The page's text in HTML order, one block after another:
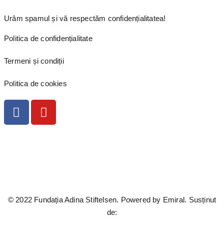
Urâm spamul și vă respectăm confidențialitatea!
© 2022 Fundația Adina Stiftelsen. Powered by Emiral. Susținut
de:
Politica de confidențialitate
Termeni și condiții
Politica de cookies